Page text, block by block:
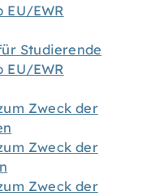
EU/EWR
Studierende
EU/EWR
Zweck der
Zweck der
Zweck der